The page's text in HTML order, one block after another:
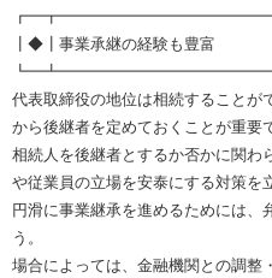
┃◆┃事業承継の経験も豊富
代表取締役の地位は相続することが
から後継者を定めておくことが重要
相続人を後継者とするか否かに関わ
や従業員の立場を安泰にする対策を
円滑に事業継承を進めるためには、
う。
場合によっては、金融機関との調整